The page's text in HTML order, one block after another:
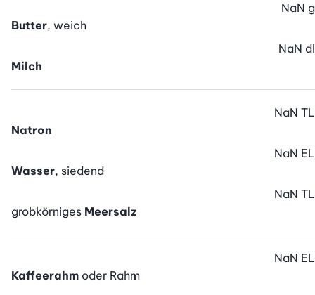
Butter, weich
NaN g
Milch
NaN dl
Natron
NaN TL
Wasser, siedend
NaN EL
grobkörniges Meersalz
NaN TL
Kaffeerahm oder Rahm
NaN EL